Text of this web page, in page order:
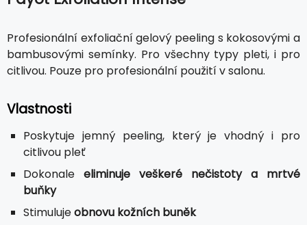
Profesionální exfoliační gelový peeling s kokosovými a
bambusovými semínky. Pro všechny typy pleti, i pro
citlivou. Pouze pro profesionální použití v salonu.
Vlastnosti
Poskytuje jemný peeling, který je vhodný i pro
citlivou pleť
Dokonale eliminuje veškeré nečistoty a mrtvé
buňky
Stimulujeobnovu kožních buněk